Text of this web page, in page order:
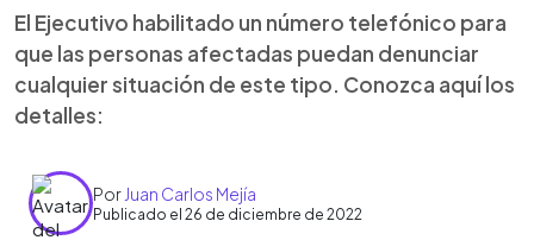
El Ejecutivo habilitado un número telefónico para
que las personas afectadas puedan denunciar
cualquier situación de este tipo. Conozca aquí los
detalles:
Por Juan Carlos Mejía
Publicado el 26 de diciembre de 2022